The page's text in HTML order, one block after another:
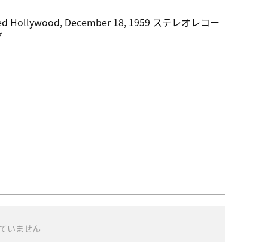
Hollywood, December 18, 1959 ステレオレコー
いません